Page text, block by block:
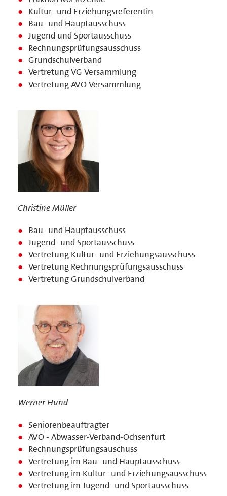
Kultur- und Erziehungsreferentin
Bau- und Hauptausschuss
Jugend und Sportausschuss
Rechnungsprüfungsausschuss
Grundschulverband
Vertretung VG Versammlung
Vertretung AVO Versammlung
Christine Müller
Bau- und Hauptausschuss
Jugend- und Sportausschuss
Vertretung Kultur- und Erziehungsausschuss
Vertretung Rechnungsprüfungsausschuss
Vertretung Grundschulverband
Werner Hund
Seniorenbeauftragter
AVO - Abwasser-Verband-Ochsenfurt
Rechnungsprüfungsauschuss
Vertretung im Bau- und Hauptausschuss
Vertretung im Kultur- und Erziehungsausschuss
Vertretung im Jugend- und Sportausschuss